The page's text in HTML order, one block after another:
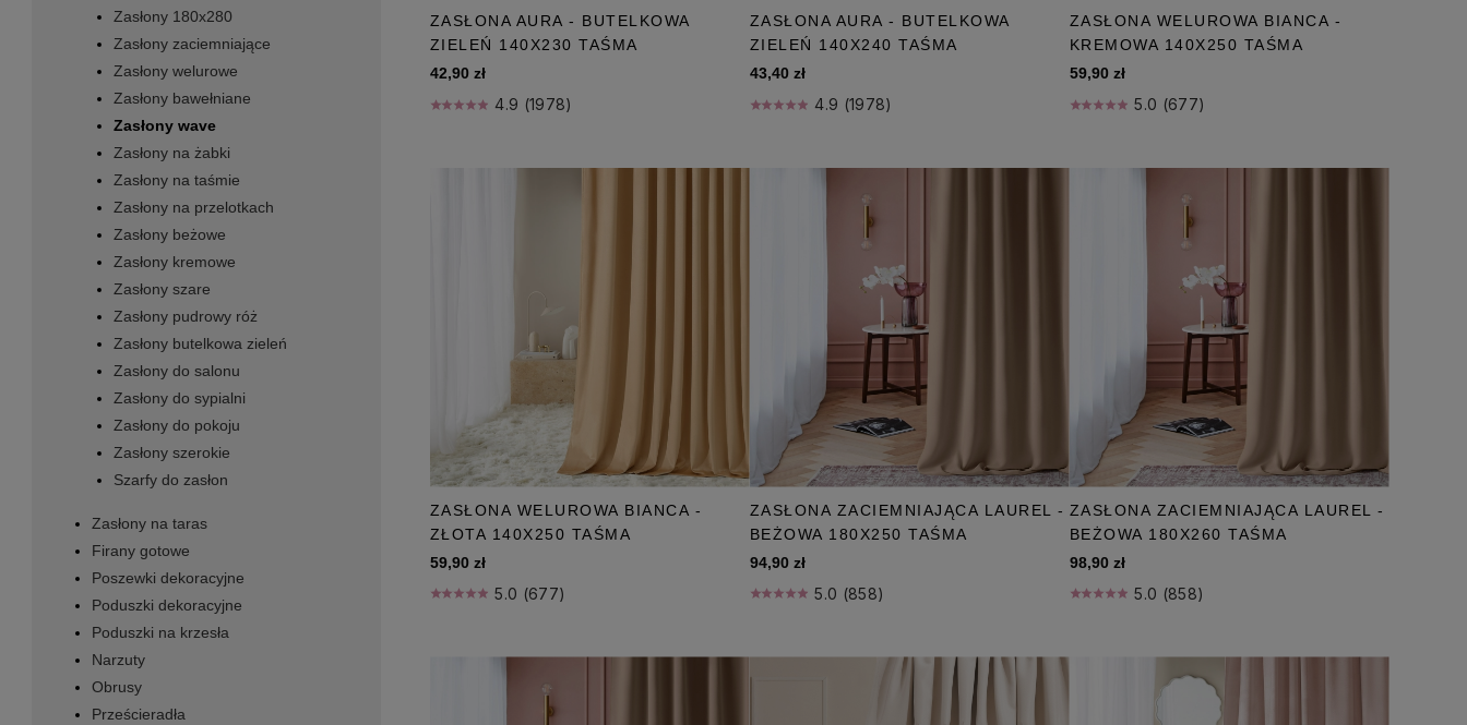
Zasłony 180x280
Zasłony zaciemniające
Zasłony welurowe
Zasłony bawełniane
Zasłony wave
Zasłony na żabki
Zasłony na taśmie
Zasłony na przelotkach
Zasłony beżowe
Zasłony kremowe
Zasłony szare
Zasłony pudrowy róż
Zasłony butelkowa zieleń
Zasłony do salonu
Zasłony do sypialni
Zasłony do pokoju
Zasłony szerokie
Szarfy do zasłon
Zasłony na taras
Firany gotowe
Poszewki dekoracyjne
Poduszki dekoracyjne
Poduszki na krzesła
Narzuty
Obrusy
Prześcieradła
ZASŁONA AURA - BUTELKOWA
ZIELEŃ 140X230 TAŚMA
42,90 zł
4.9 (1978)
ZASŁONA AURA - BUTELKOWA
ZIELEŃ 140X240 TAŚMA
43,40 zł
4.9 (1978)
ZASŁONA WELUROWA BIANCA -
KREMOWA 140X250 TAŚMA
59,90 zł
5.0 (677)
ZASŁONA WELUROWA BIANCA -
ZŁOTA 140X250 TAŚMA
59,90 zł
5.0 (677)
ZASŁONA ZACIEMNIAJĄCA LAUREL -
BEŻOWA 180X250 TAŚMA
94,90 zł
5.0 (858)
ZASŁONA ZACIEMNIAJĄCA LAUREL -
BEŻOWA 180X260 TAŚMA
98,90 zł
5.0 (858)